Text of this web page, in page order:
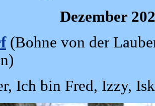
Dezember
(Bohne von der
Ich bin Fred, Izzy,